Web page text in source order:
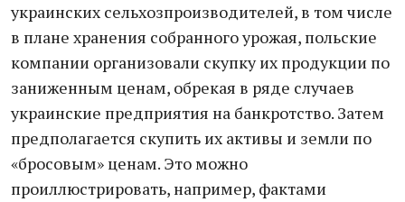
украинских сельхозпроизводителей, в том числе
в плане хранения собранного урожая, польские
компании организовали скупку их продукции по
заниженным ценам, обрекая в ряде случаев
украинские предприятия на банкротство. Затем
предполагается скупить их активы и земли по
«бросовым» ценам. Это можно
проиллюстрировать, например, фактами